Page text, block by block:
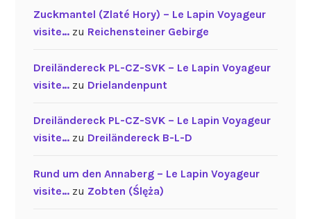
Zuckmantel (Zlaté Hory) – Le Lapin Voyageur
visite…zu Reichensteiner Gebirge
Dreiländereck PL-CZ-SVK – Le Lapin Voyageur
visite…zu Drielandenpunt
Dreiländereck PL-CZ-SVK – Le Lapin Voyageur
visite…zu Dreiländereck B-L-D
Rund um den Annaberg – Le Lapin Voyageur
visite…zu Zobten (Ślęża)